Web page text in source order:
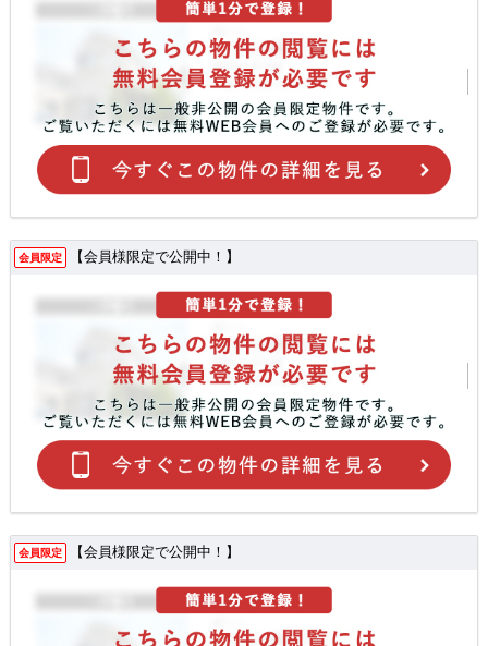
会員限定 【会員様限定で公開中！】
会員限定 【会員様限定で公開中！】